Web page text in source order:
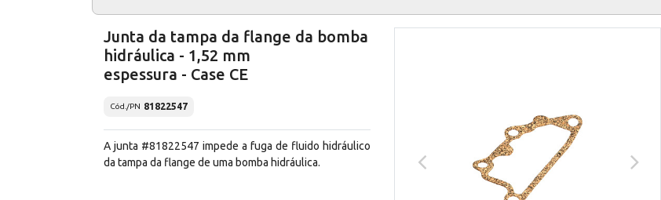
Junta da tampa da flange da bomba
hidráulica - 1,52 mm
espessura - Case CE
Cód./PN 81822547
A junta #81822547 impede a fuga de fluido hidráulico
da tampa da flange de uma bomba hidráulica.